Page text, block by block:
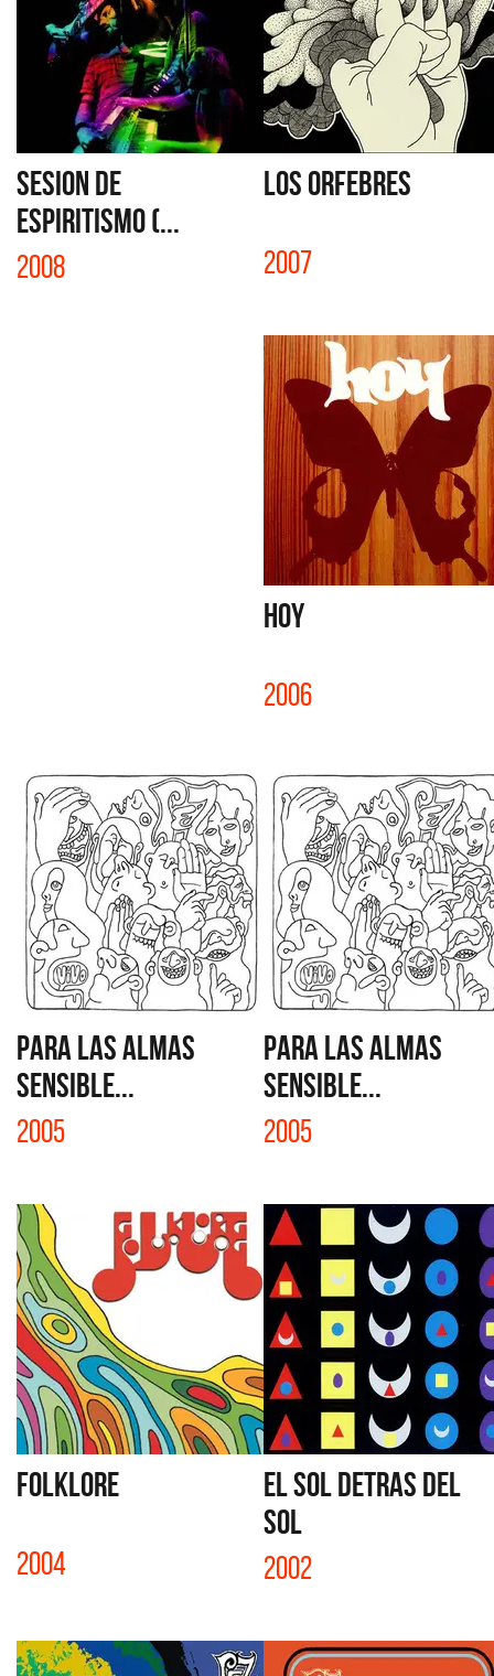
SESION DE
ESPIRITISMO (...
2008
LOS ORFEBRES
2007
HOY
2006
PARA LAS ALMAS
SENSIBLE...
2005
PARA LAS ALMAS
SENSIBLE...
2005
FOLKLORE
2004
EL SOL DETRAS DEL
SOL
2002